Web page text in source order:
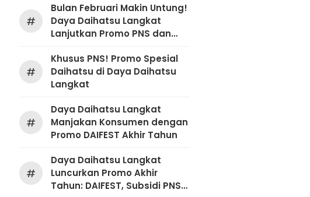
#
Bulan Februari Makin Untung!
Daya Daihatsu Langkat
Lanjutkan Promo PNS dan
#
Khusus PNS! Promo Spesial
Daihatsu di Daya Daihatsu
Langkat
#
Daya Daihatsu Langkat
Manjakan Konsumen dengan
Promo DAIFEST Akhir Tahun
#
Daya Daihatsu Langkat
Luncurkan Promo Akhir
Tahun: DAIFEST, Subsidi PNS,